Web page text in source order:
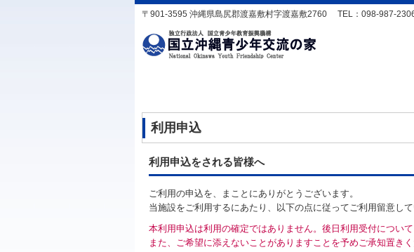
〒901-3595 沖縄県島尻郡渡嘉敷村字渡嘉敷2760 TEL：098-987-
利用申込
利用申込をされる皆様へ
ご利用の申込を、まことにありがとうございます。
当施設をご利用するにあたり、以下の点に従ってご利用留意し
本利用申込は利用の確定ではありません。後日利用受付について
また、ご希望に添えないことがありますことを予めご承知置きく